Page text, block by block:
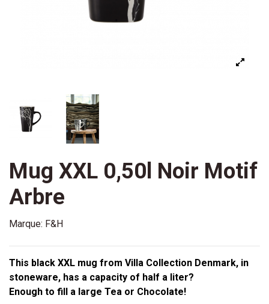
Mug XXL 0,50l Noir Motif
Arbre
Marque: F&H
This black XXL mug from Villa Collection Denmark, in
stoneware, has a capacity of half a liter?
Enough to fill a large Tea or Chocolate!